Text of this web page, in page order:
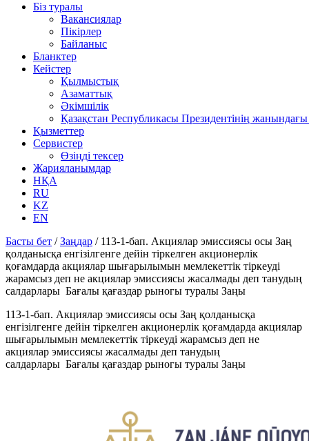
Біз туралы
Вакансиялар
Пікірлер
Байланыс
Бланктер
Кейстер
Қылмыстық
Азаматтық
Әкімшілік
Қазақстан Республикасы Президентінің
Қызметтер
Сервистер
Өзіңді тексер
Жарияланымдар
НҚА
RU
KZ
EN
Басты бет /Заңдар / 113-1-бап. Акциялар эмиссиясы осы Заң
қолданысқа енгiзiлгенге дейiн тiркелген акционерлiк
қоғамдарда акциялар шығарылымын мемлекеттiк тiркеудi
жарамсыз деп не акциялар эмиссиясы жасалмады деп танудың
салдарлары Бағалы қағаздар рыногы туралы Заңы
113-1-бап. Акциялар эмиссиясы осы Заң қолданысқа
енгiзiлгенге дейiн тiркелген акционерлiк қоғамдарда акциялар
шығарылымын мемлекеттiк тiркеудi жарамсыз деп не
акциялар эмиссиясы жасалмады деп танудың
салдарлары Бағалы қағаздар рыногы туралы Заңы